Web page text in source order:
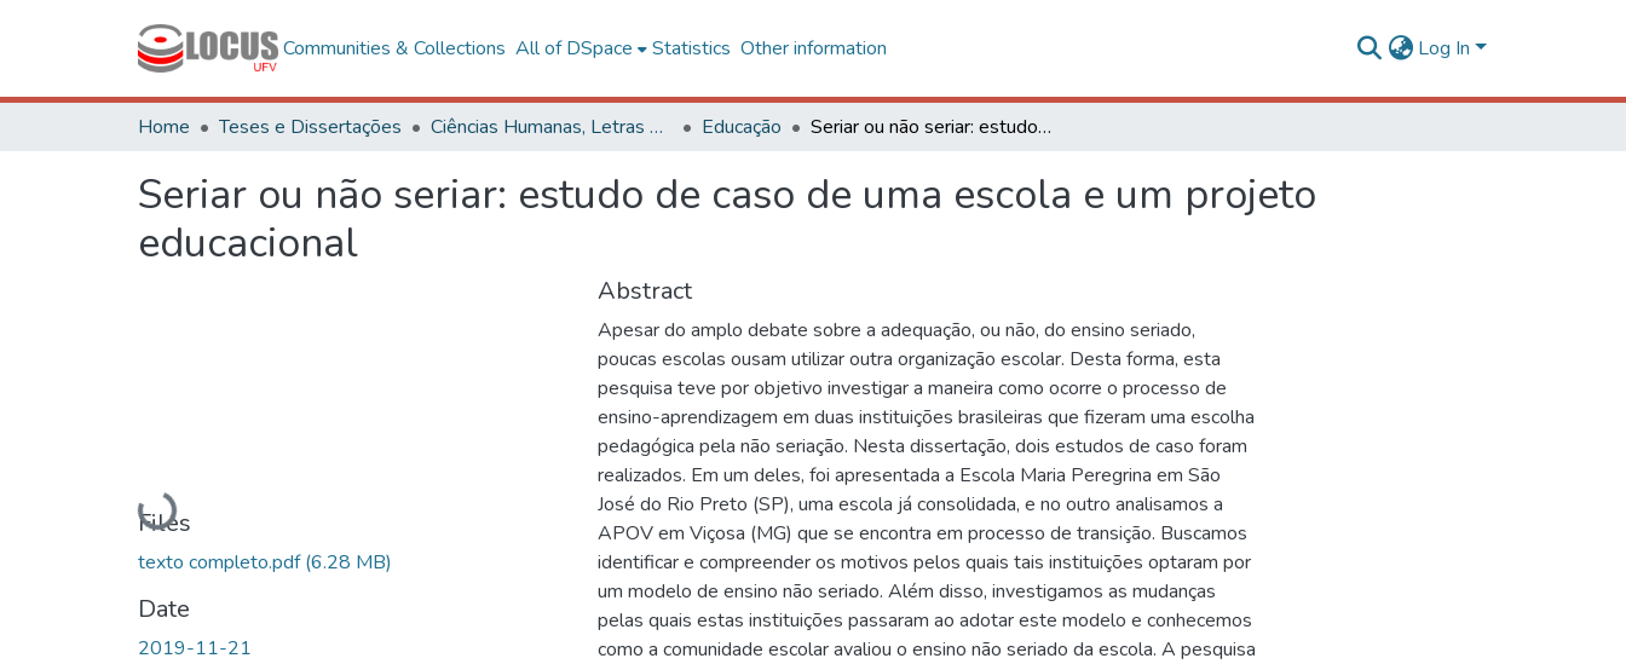
Communities & Collections All of DSpace Statistics Other information Log In
Home Teses e Dissertações Ciências Humanas, Letras e Artes Educação Seriar ou não seriar: estudo de caso de uma escola e um projeto educacional
Seriar ou não seriar: estudo de caso de uma escola e um projeto
educacional
Loading...
Files
texto completo.pdf(6.28 MB)
Date
2019-11-21
Abstract
Apesar do amplo debate sobre a adequação, ou não, do ensino seriado,
poucas escolas ousam utilizar outra organização escolar. Desta forma, esta
pesquisa teve por objetivo investigar a maneira como ocorre o processo de
ensino-aprendizagem em duas instituições brasileiras que fizeram uma escolha
pedagógica pela não seriação. Nesta dissertação, dois estudos de caso foram
realizados. Em um deles, foi apresentada a Escola Maria Peregrina em São
José do Rio Preto (SP), uma escola já consolidada, e no outro analisamos a
APOV em Viçosa (MG) que se encontra em processo de transição. Buscamos
identificar e compreender os motivos pelos quais tais instituições optaram por
um modelo de ensino não seriado. Além disso, investigamos as mudanças
pelas quais estas instituições passaram ao adotar este modelo e conhecemos
como a comunidade escolar avaliou o ensino não seriado da escola. A pesquisa